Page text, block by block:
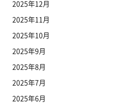
2025年12月
2025年11月
2025年10月
2025年9月
2025年8月
2025年7月
2025年6月